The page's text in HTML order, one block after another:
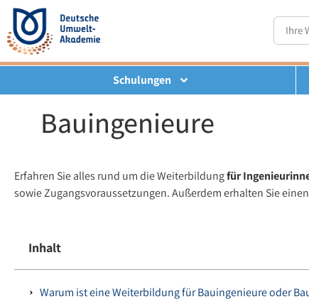
Schulungen
Bauingenieure
Erfahren Sie alles rund um die Weiterbildungfür
sowie Zugangsvoraussetzungen. Außerdem erhalten Sie
Inhalt
Warum ist eine Weiterbildung für Bauingenieure oder